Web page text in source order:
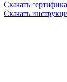
Скачать
Скачать